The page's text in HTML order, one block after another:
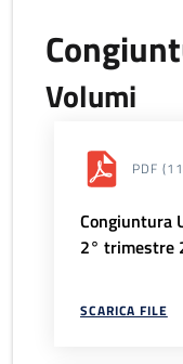
Volumi
PDF
Congiuntura
2° trimestre
SCARICA FILE